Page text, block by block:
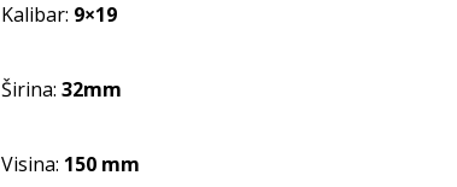
Kalibar: 9×19
Širina: 32mm
Visina: 150 mm